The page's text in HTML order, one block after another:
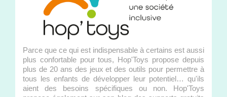
Parce que ce qui est indispensable à certains est aussi
plus confortable pour tous, Hop'Toys propose depuis
plus de 20 ans des jeux et des outils pour permettre à
tous les enfants de développer leur potentiel… qu'ils
aient des besoins spécifiques ou non. Hop'Toys